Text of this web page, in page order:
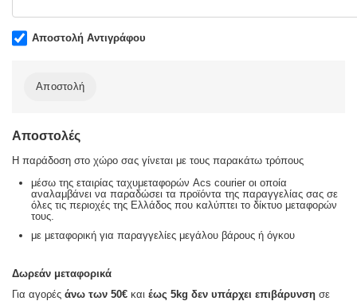
Αποστολή Αντιγράφου
Αποστολή
Αποστολές
Η παράδοση στο χώρο σας γίνεται με τους παρακάτω τρόπους
μέσω της εταιρίας ταχυμεταφορών Acs courier οι οποία
αναλαμβάνει να παραδώσει τα προϊόντα της παραγγελίας σας σε
όλες τις περιοχές της Ελλάδος που καλύπτει το δίκτυο μεταφορών
τους.
με μεταφορική για παραγγελίες μεγάλου βάρους ή όγκου
Δωρεάν μεταφορικά
Για αγορέςάνω των 50€ καιέως 5kg δεν υπάρχει επιβάρυνση σε